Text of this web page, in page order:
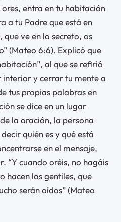
entra en tu habitación
a tu Padre que está en
que ve en lo secreto, os
(Mateo 6:6). Explicó que
al que se refirió
interior y cerrar tu mente a
tus propias palabras en
se dice en un lugar
la oración, la persona
quién es y qué está
en el mensaje,
“Y cuando oréis, no hagáis
hacen los gentiles, que
serán oídos” (Mateo